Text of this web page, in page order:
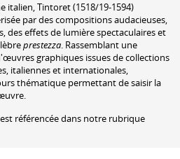
italien, Tintoret (1518/19-1594)
par des compositions audacieuses,
des effets de lumière spectaculaires et
prestezza. Rassemblant une
graphiques issues de collections
italiennes et internationales,
thématique permettant de saisir la
est référencée dans notre rubrique